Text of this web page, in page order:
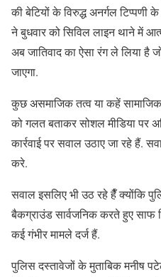
की बेटियों के विरुद्ध अनर्गल
ने बुधवार को सिविल लाइन थाने में
अब जातिवाद का ऐसा रंग ले लिया है
जाएगा.
कुछ असमाजिक तत्व या कहें
को गलत बताकर सोशल मीडिया पर
कार्रवाई पर सवाल उठाए जा रहे हैं.
करे.
सवाल इसलिए भी उठ रहे हैँ क्योंकि
बैकग्राउंड सार्वजनिक करते हुए
कई गंभीर मामले दर्ज हैं.
पुलिस दस्तावेजों के मुताबिक मनीष